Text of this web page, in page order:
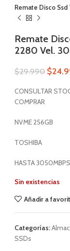
Remate Disco
Remate
2280 Vel.
$29.990 $
CONSULTAR
COMPRAR
NVME 256GB
TOSHIBA
HASTA
Sin existencias
Añadir a
Categorías:
SSDs